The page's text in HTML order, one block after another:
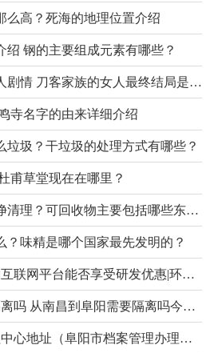
么高？死海的地理位置介绍
绍 钢的主要组成元素有哪些？
刀客家族的女人最终结局是什么？
寺名字的由来详细介绍
垃圾？干垃圾的处理方式有哪些？
甫草堂现在在哪里？
理？可回收物主要包括哪些东西？
？味精是哪个国家最先发明的？
网平台能否享受研发优惠|环球热文
南昌到阜阳需要隔离吗今天 环球速看料
（阜阳市档案管理办理中心地址电话）